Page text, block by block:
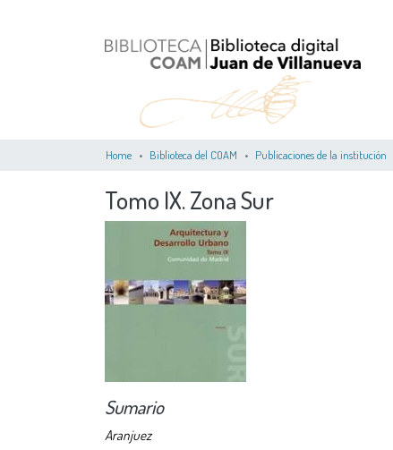
Home Biblioteca del COAM Publicaciones de la institución
Tomo IX. Zona Sur
Sumario
Aranjuez